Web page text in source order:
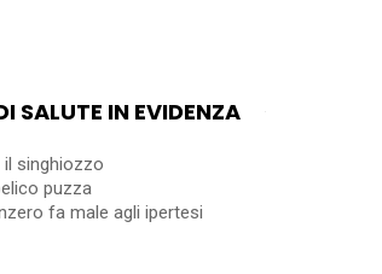
SALUTE IN EVIDENZA
il singhiozzo
puzza
fa male agli ipertesi